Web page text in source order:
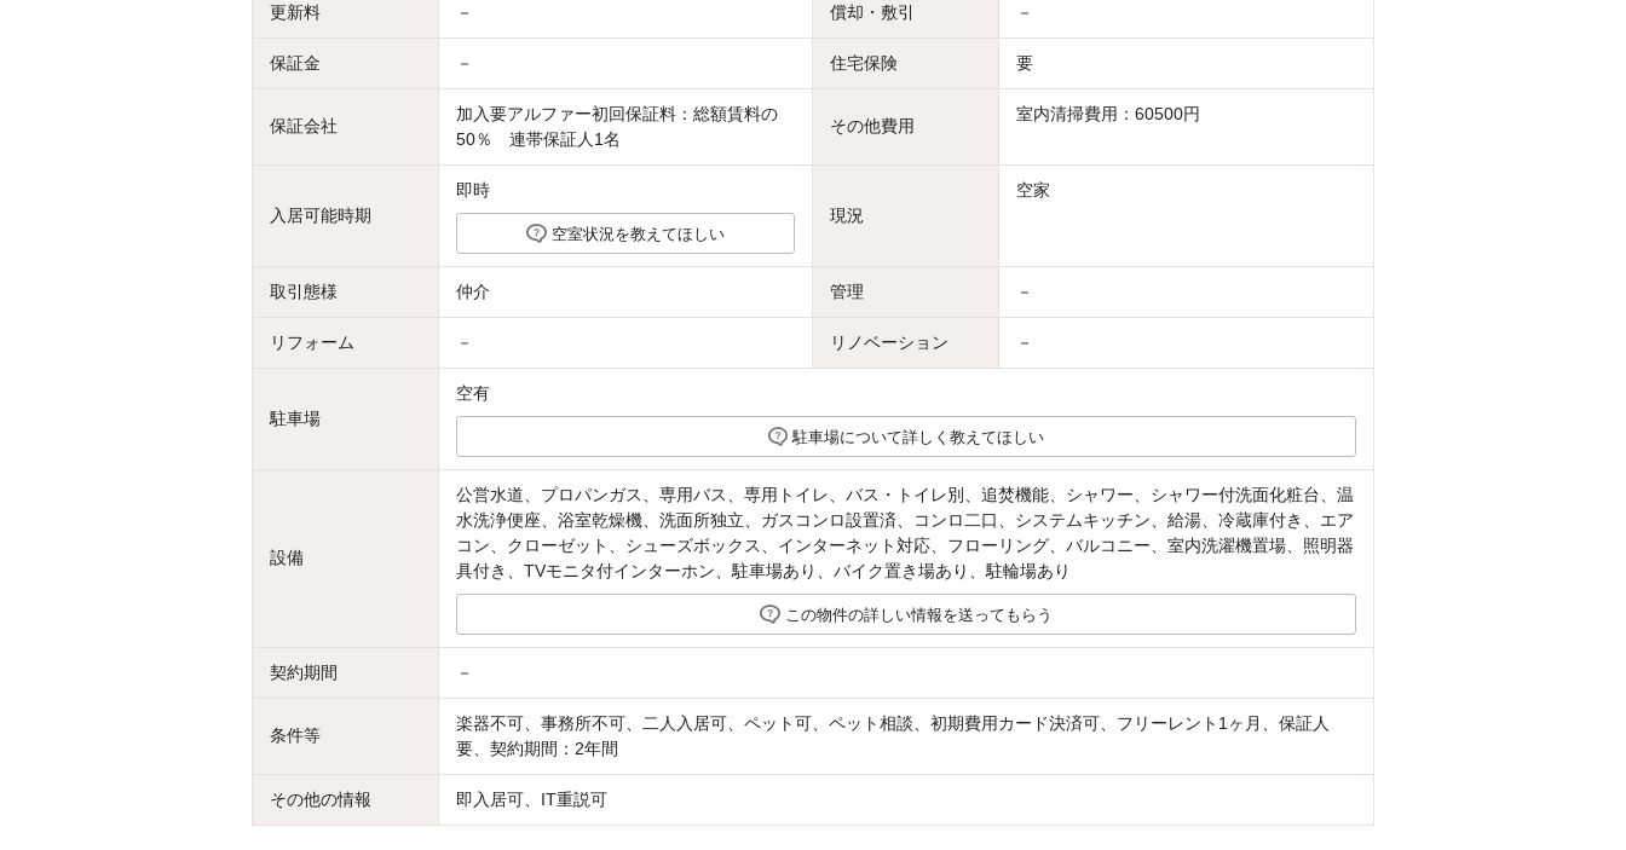
更新料 － 償却・敷引 －
保証金 － 住宅保険 要
保証会社
加入要アルファー初回保証料：総額賃料の
50％ 連帯保証人1名
その他費用
室内清掃費用：60500円
入居可能時期
即時
空室状況を教えてほしい
現況
空家
取引態様 仲介 管理 －
リフォーム － リノベーション －
駐車場
空有
駐車場について詳しく教えてほしい
設備
公営水道、プロパンガス、専用バス、専用トイレ、バス・トイレ別、追焚機能、シャワー、シャワー付洗面化粧台、温
水洗浄便座、浴室乾燥機、洗面所独立、ガスコンロ設置済、コンロ二口、システムキッチン、給湯、冷蔵庫付き、エア
コン、クローゼット、シューズボックス、インターネット対応、フローリング、バルコニー、室内洗濯機置場、照明器
具付き、TVモニタ付インターホン、駐車場あり、バイク置き場あり、駐輪場あり
この物件の詳しい情報を送ってもらう
契約期間 －
条件等
楽器不可、事務所不可、二人入居可、ペット可、ペット相談、初期費用カード決済可、フリーレント1ヶ月、保証人
要、契約期間：2年間
その他の情報 即入居可、IT重説可